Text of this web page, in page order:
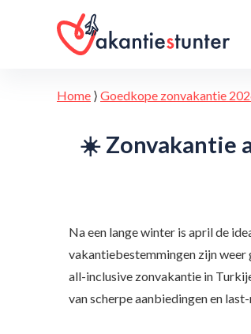
Home ⟩ Goedkope zonvakantie
☀️ Zonvakantie
Na een lange winter is april de
vakantiebestemmingen zijn weer
all-inclusive zonvakantie in
van scherpe aanbiedingen en